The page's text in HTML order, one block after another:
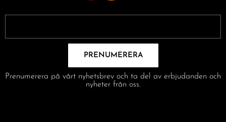
PRENUMERERA
Prenumerera på vårt nyhetsbrev och ta del av erbjudanden och
nyheter från oss.